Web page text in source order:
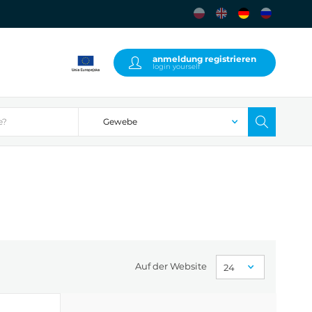
anmeldung registrieren
login yourself
Auf der Website